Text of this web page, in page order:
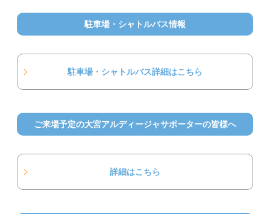
駐車場・シャトルバス情報
駐車場・シャトルバス詳細はこちら
ご来場予定の大宮アルディージャサポーターの皆様へ
詳細はこちら